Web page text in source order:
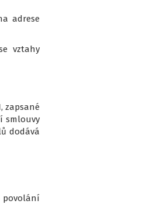
adrese
vztahy
zapsané
smlouvy
dodává
povolání